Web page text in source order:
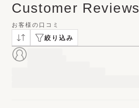
Customer Reviews
お客様の口コミ
絞り込み